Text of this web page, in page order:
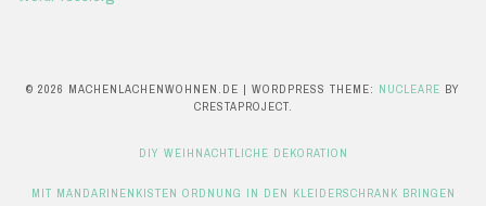
© 2026 MACHENLACHENWOHNEN.DE | WORDPRESS THEME: NUCLEARE BY
CRESTAPROJECT.
DIY WEIHNACHTLICHE DEKORATION
MIT MANDARINENKISTEN ORDNUNG IN DEN KLEIDERSCHRANK BRINGEN